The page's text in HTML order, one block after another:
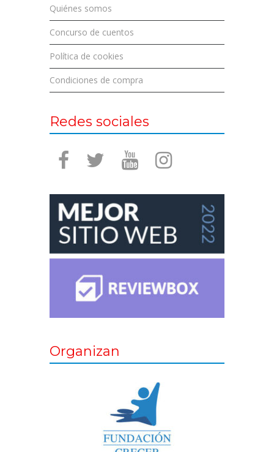
Quiénes somos
Concurso de cuentos
Política de cookies
Condiciones de compra
Redes sociales
Organizan